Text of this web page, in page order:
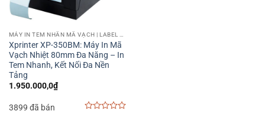
Xprinter XP-350BM: Máy In Mã
Vạch Nhiệt 80mm Đa Năng – In
Tem Nhanh, Kết Nối Đa Nền
Tảng
1.950.000,0₫
3899 đã bán